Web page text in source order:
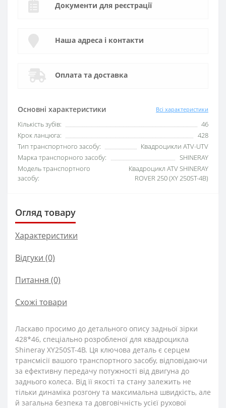
Основні характеристики Всі характеристики
Кількість зубів:
46
Крок ланцюга:
428
Тип транспортного засобу:
Квадроцикли ATV-UTV
Марка транспорного засобу:
SHINERAY
Модель транспортного
засобу:
Квадроцикл ATV SHINERAY
ROVER 250 (XY 250ST-4B)
Документи для реєстрації
Наша адреса і контакти
Оплата та доставка
Огляд товару
Характеристики
Відгуки (0)
Питання (0)
Схожі товари
Ласкаво просимо до детального опису задньої зірки
428*46, спеціально розробленої для квадроцикла
Shineray XY250ST-4B. Ця ключова деталь є серцем
трансмісії вашого транспортного засобу, відповідаючи
за ефективну передачу потужності від двигуна до
заднього колеса. Від її якості та стану залежить не
тільки динаміка розгону та максимальна швидкість, але
й загальна безпека та довговічність усієї рухової